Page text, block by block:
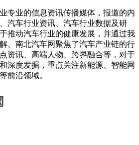
专业的信息资讯传播媒体，报道的内
汽车行业资讯、汽车行业数据及研
推动汽车行业的健康发展，并通过我
、南北汽车网聚焦了汽车产业链的行
资讯、高端人物、跨界融合等，对于
深度发掘，重点关注新能源、智能网
前沿领域。